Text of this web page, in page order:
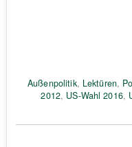
Außenpolitik, Lektüren,
2012, US-Wahl 2016,